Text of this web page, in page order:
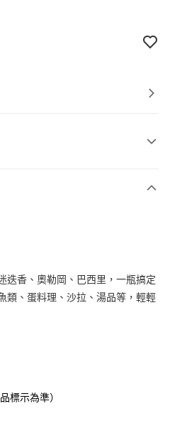
迭香、奧勒岡、巴西里，一瓶搞定
類、蛋料理、沙拉、湯品等，輕輕
標示為準）